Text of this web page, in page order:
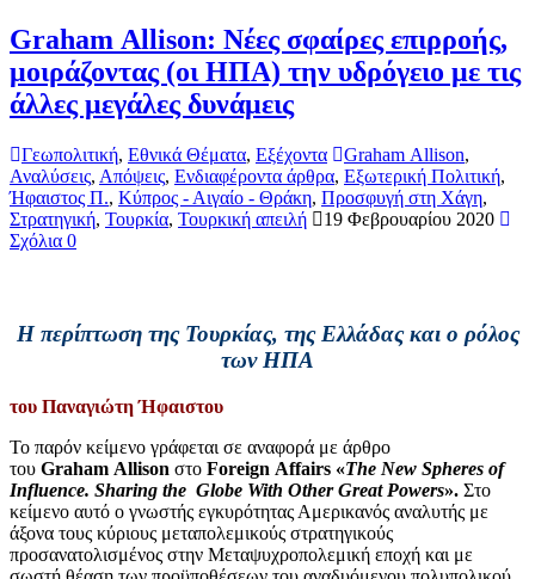
Graham Allison: Νέες σφαίρες επιρροής,
μοιράζοντας (οι ΗΠΑ) την υδρόγειο με τις
άλλες μεγάλες δυνάμεις
Γεωπολιτική, Εθνικά Θέματα, Εξέχοντα Graham Allison,
Αναλύσεις, Απόψεις, Ενδιαφέροντα άρθρα, Εξωτερική Πολιτική,
Ήφαιστος Π., Κύπρος - Αιγαίο - Θράκη, Προσφυγή στη Χάγη,
Στρατηγική, Τουρκία, Τουρκική απειλή
19 Φεβρουαρίου 2020
Σχόλια 0
Η περίπτωση της Τουρκίας, της Ελλάδας και ο ρόλος
των ΗΠΑ
του Παναγιώτη Ήφαιστου
Το παρόν κείμενο γράφεται σε αναφορά με άρθρο
του Graham Allison στο Foreign Affairs «The New Spheres of
Influence. Sharing the Globe With Other Great Powers». Στο
κείμενο αυτό ο γνωστής εγκυρότητας Αμερικανός αναλυτής με
άξονα τους κύριους μεταπολεμικούς στρατηγικούς
προσανατολισμένος στην Μεταψυχροπολεμική εποχή και με